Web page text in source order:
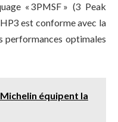
« 3PMSF » (3 Peak
est conforme avec la
performances optimales
équipent la